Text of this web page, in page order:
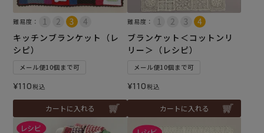
難易度：
キッチンブランケット（レ
シピ）
メール便10個まで可
¥110税込
カートに入れる
難易度：
ブランケット＜コットンリ
リー＞（レシピ）
メール便10個まで可
¥110税込
カートに入れる